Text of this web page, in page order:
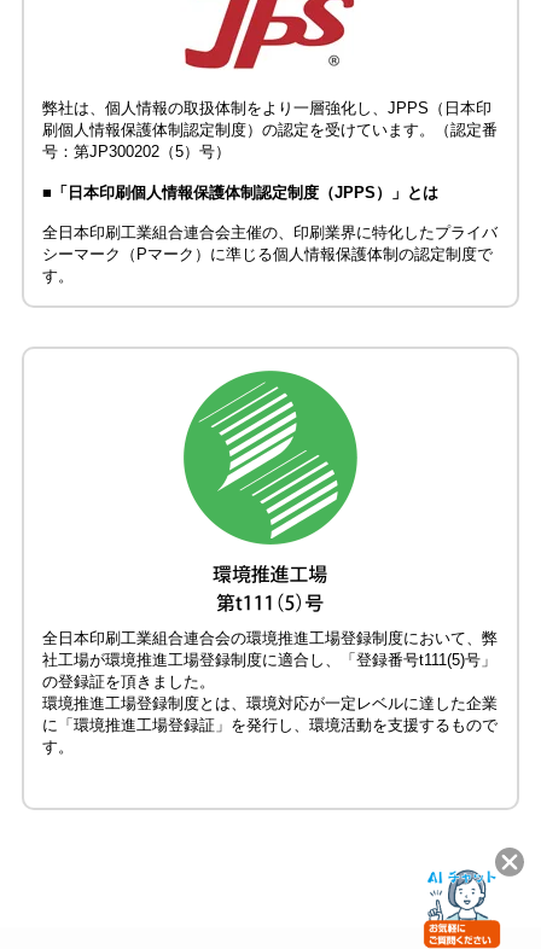
弊社は、個人情報の取扱体制をより一層強化し、JPPS（日本印
刷個人情報保護体制認定制度）の認定を受けています。（認定番
号：第JP300202（5）号）
■「日本印刷個人情報保護体制認定制度（JPPS）」とは
全日本印刷工業組合連合会主催の、印刷業界に特化したプライバ
シーマーク（Pマーク）に準じる個人情報保護体制の認定制度で
す。
全日本印刷工業組合連合会の環境推進工場登録制度において、弊
社工場が環境推進工場登録制度に適合し、「登録番号t111(5)号」
の登録証を頂きました。
環境推進工場登録制度とは、環境対応が一定レベルに達した企業
に「環境推進工場登録証」を発行し、環境活動を支援するもので
す。